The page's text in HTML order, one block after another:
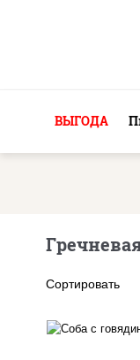
ВЫГОДА
Сортировать